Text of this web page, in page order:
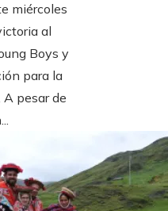
miércoles
al
Boys y
para la
A pesar de